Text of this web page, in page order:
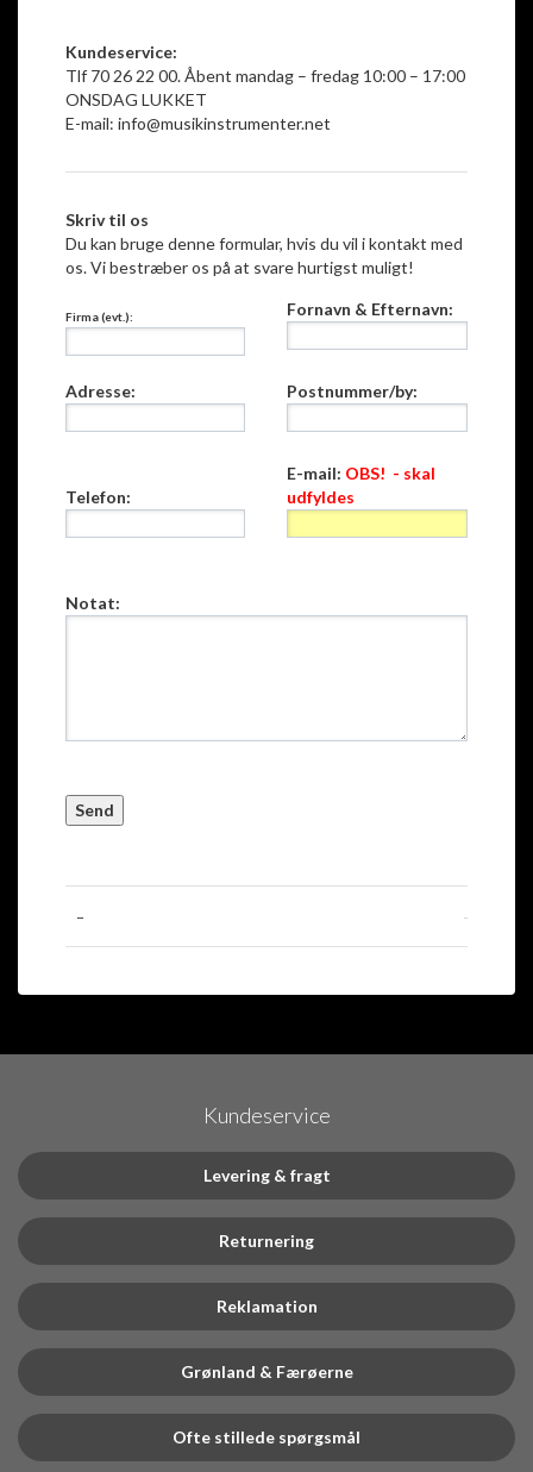
Kundeservice:
Tlf 70 26 22 00. Åbent mandag – fredag 10:00 – 17:00
ONSDAG LUKKET
E-mail: info@musikinstrumenter.net
Skriv til os
Du kan bruge denne formular, hvis du vil i kontakt med
os. Vi bestræber os på at svare hurtigst muligt!
Firma (evt.): Fornavn & Efternavn:
Adresse: Postnummer/by:
Telefon:
E-mail: OBS! - skal
udfyldes
Notat:
Kundeservice
Levering & fragt
Returnering
Reklamation
Grønland & Færøerne
Ofte stillede spørgsmål